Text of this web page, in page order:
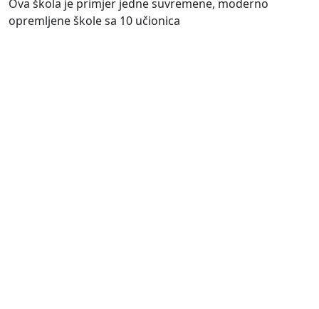
Ova škola je primjer jedne suvremene, moderno
opremljene škole sa 10 učionica